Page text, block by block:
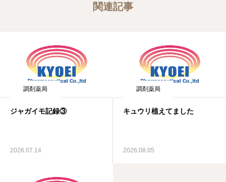
関連記事
調剤薬局
ジャガイモ記録③
2026.07.14
調剤薬局
キュウリ植えてました
2026.08.05